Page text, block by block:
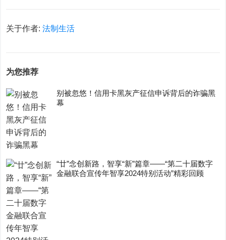
关于作者:法制生活
为您推荐
别被忽悠！信用卡黑灰产征信申诉背后的诈骗黑
幕
“廿”念创新路，智享“新”篇章——“第二十届数字
金融联合宣传年智享2024特别活动”精彩回顾